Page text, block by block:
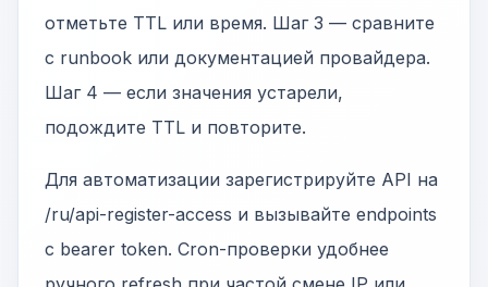
отметьте TTL или время. Шаг 3 — сравните
с runbook или документацией провайдера.
Шаг 4 — если значения устарели,
подождите TTL и повторите.
Для автоматизации зарегистрируйте API на
/ru/api-register-access и вызывайте endpoints
с bearer token. Cron-проверки удобнее